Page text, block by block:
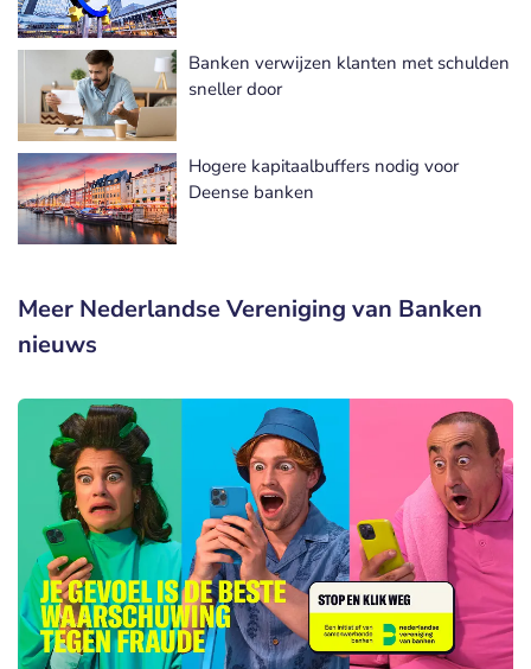
Banken verwijzen klanten met schulden
sneller door
Hogere kapitaalbuffers nodig voor
Deense banken
Meer Nederlandse Vereniging van Banken
nieuws